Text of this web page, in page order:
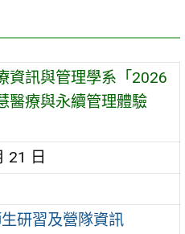
資訊與管理學系「2026
醫療與永續管理體驗
21 日
研習及營隊資訊